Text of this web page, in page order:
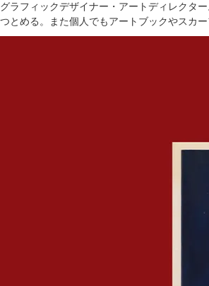
グラフィックデザイナー・アートディレクタ
つとめる。また個人でもアートブックやスカ